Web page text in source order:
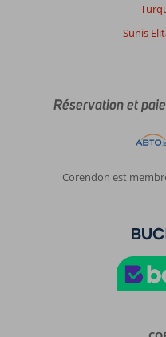
Sunis
Réservation et
Corendon est